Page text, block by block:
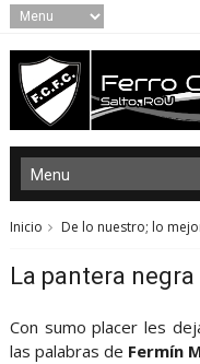
Inicio De lo nuestro; lo
La pantera negra
Con sumo placer les
las palabras de Fermín